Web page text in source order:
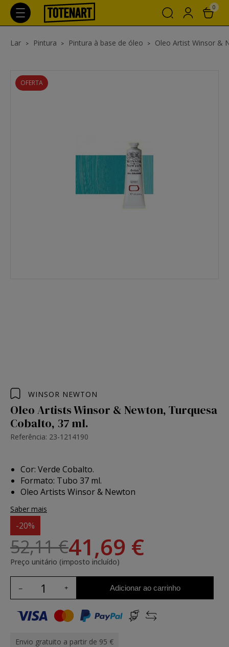
0
Lar Pintura Pintura à base de óleo Oleo Artist Winsor &
OFERTA
WINSOR NEWTON
Oleo Artists Winsor & Newton, Turquesa
Cobalto, 37 ml.
Referência: 23-1214190
Cor: Verde Cobalto.
Formato: Tubo 37 ml.
Oleo Artists Winsor & Newton
Saber mais
-20%
52,11 €41,69 €
Preço unitário (imposto incluído)
Adicionar ao carrinho
Envio gratuito a partir de 95 €